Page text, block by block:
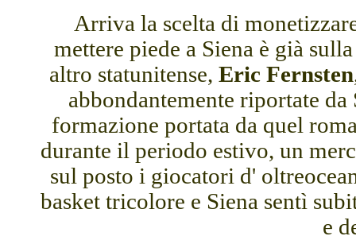
Arriva la scelta di
mettere piede a Siena è già
altro statunitense, Eric Fernsten
abbondantemente riportate da
formazione portata da quel
durante il periodo estivo, un
sul posto i giocatori d'
basket tricolore e Siena sentì
e